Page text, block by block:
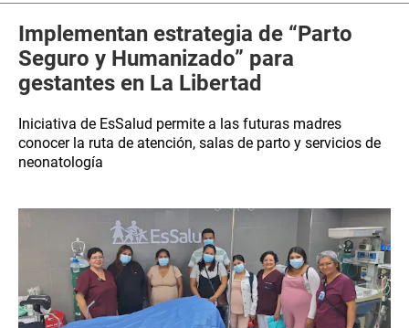
Implementan estrategia de “Parto
Seguro y Humanizado” para
gestantes en La Libertad
Iniciativa de EsSalud permite a las futuras madres
conocer la ruta de atención, salas de parto y servicios de
neonatología